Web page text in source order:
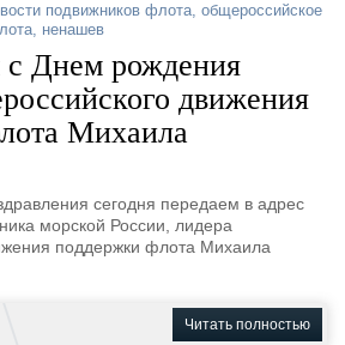
подвижников флота, общероссийское
, ненашев
с Днем рождения
движения
Михаила
сегодня передаем в адрес
морской России, лидера
поддержки флота Михаила
Читать полностью